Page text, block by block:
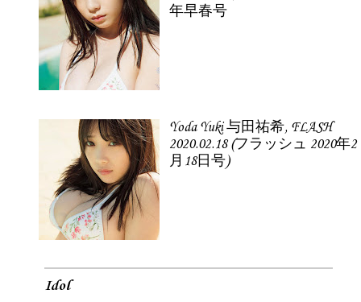
年早春号
Yoda Yuki 与田祐希, FLASH
2020.02.18 (フラッシュ 2020年2
月18日号)
Idol